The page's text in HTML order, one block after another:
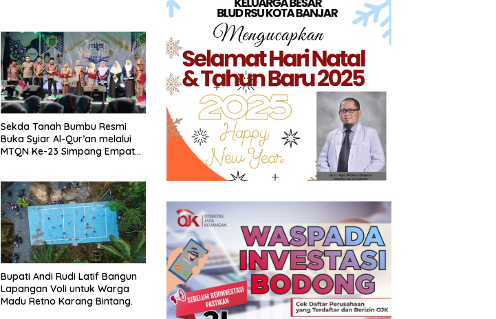
Sekda Tanah Bumbu Resmi
Buka Syiar Al-Qur’an melalui
MTQN Ke-23 Simpang Empat
Bupati Andi Rudi Latif Bangun
Lapangan Voli untuk Warga
Madu Retno Karang Bintang.